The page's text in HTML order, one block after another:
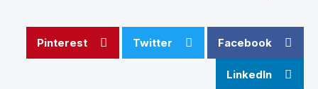
Facebook
Twitter
Pinterest
LinkedIn